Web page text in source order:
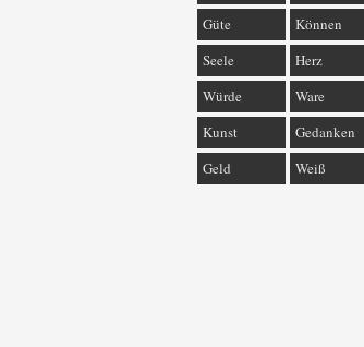
Güte
Können
Seele
Herz
Würde
Ware
Kunst
Gedanken
Geld
Weiß